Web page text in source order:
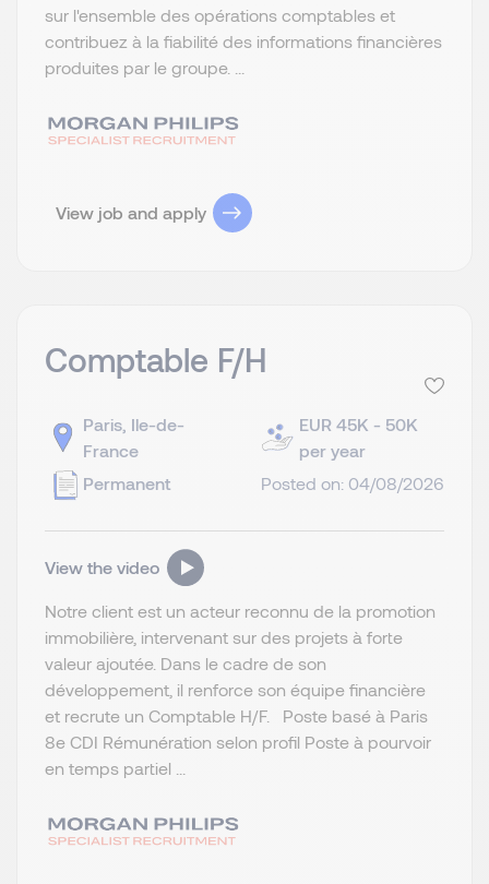
sur l'ensemble des opérations comptables et
contribuez à la fiabilité des informations financières
produites par le groupe. ...
View job and apply
Comptable F/H
Paris, Ile-de-
France
Permanent
EUR 45K - 50K
per year
Posted on: 04/08/2026
View the video
Notre client est un acteur reconnu de la promotion
immobilière, intervenant sur des projets à forte
valeur ajoutée. Dans le cadre de son
développement, il renforce son équipe financière
et recrute un Comptable H/F. Poste basé à Paris
8e CDI Rémunération selon profil Poste à pourvoir
en temps partiel ...